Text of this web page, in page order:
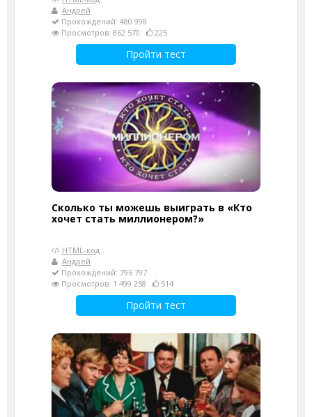
Андрей
Прохождений: 480 998
Просмотров: 862 570
225
Пройти тест
Сколько ты можешь выиграть в «Кто
хочет стать миллионером?»
HTML-код
Андрей
Прохождений: 796 797
Просмотров: 1 499 258
514
Пройти тест